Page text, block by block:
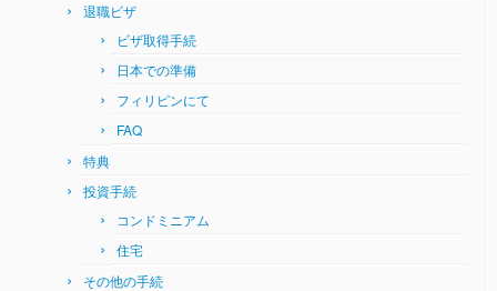
退職ビザ
ビザ取得手続
日本での準備
フィリピンにて
FAQ
特典
投資手続
コンドミニアム
住宅
その他の手続